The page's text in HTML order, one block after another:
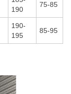
190
75-85
190-
195
85-95